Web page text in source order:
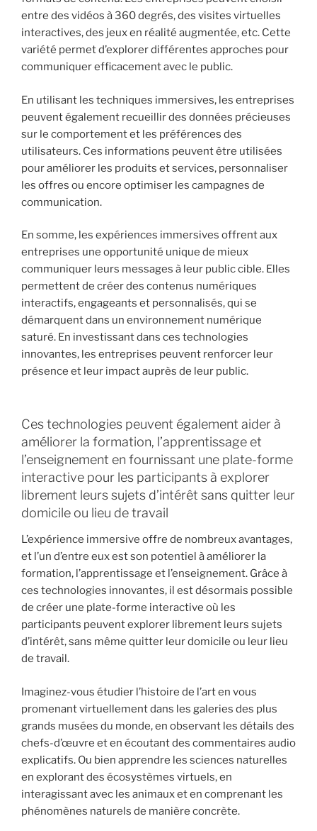
entre des vidéos à 360 degrés, des visites virtuelles
interactives, des jeux en réalité augmentée, etc. Cette
variété permet d’explorer différentes approches pour
communiquer efficacement avec le public.
En utilisant les techniques immersives, les entreprises
peuvent également recueillir des données précieuses
sur le comportement et les préférences des
utilisateurs. Ces informations peuvent être utilisées
pour améliorer les produits et services, personnaliser
les offres ou encore optimiser les campagnes de
communication.
En somme, les expériences immersives offrent aux
entreprises une opportunité unique de mieux
communiquer leurs messages à leur public cible. Elles
permettent de créer des contenus numériques
interactifs, engageants et personnalisés, qui se
démarquent dans un environnement numérique
saturé. En investissant dans ces technologies
innovantes, les entreprises peuvent renforcer leur
présence et leur impact auprès de leur public.
Ces technologies peuvent également aider à
améliorer la formation, l’apprentissage et
l’enseignement en fournissant une plate-forme
interactive pour les participants à explorer
librement leurs sujets d’intérêt sans quitter leur
domicile ou lieu de travail
L’expérience immersive offre de nombreux avantages,
et l’un d’entre eux est son potentiel à améliorer la
formation, l’apprentissage et l’enseignement. Grâce à
ces technologies innovantes, il est désormais possible
de créer une plate-forme interactive où les
participants peuvent explorer librement leurs sujets
d’intérêt, sans même quitter leur domicile ou leur lieu
de travail.
Imaginez-vous étudier l’histoire de l’art en vous
promenant virtuellement dans les galeries des plus
grands musées du monde, en observant les détails des
chefs-d’œuvre et en écoutant des commentaires audio
explicatifs. Ou bien apprendre les sciences naturelles
en explorant des écosystèmes virtuels, en
interagissant avec les animaux et en comprenant les
phénomènes naturels de manière concrète.